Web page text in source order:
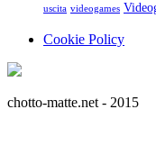
uscita videogames
Cookie Policy
chotto-matte.net - 2015